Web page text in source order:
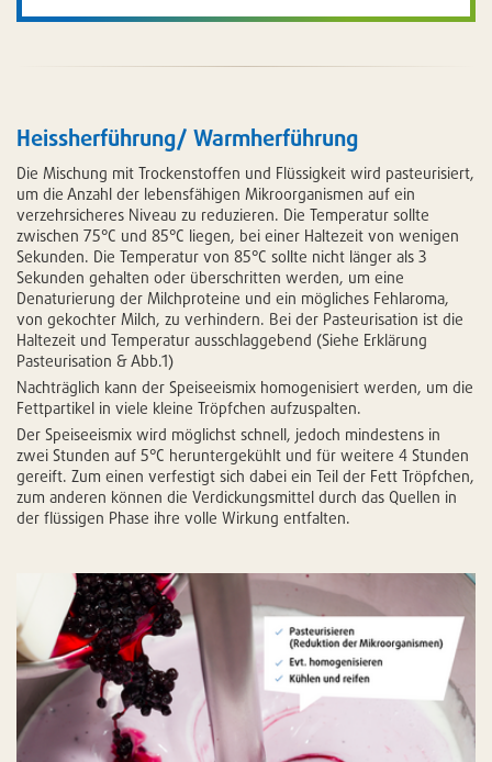
Heissherführung/ Warmherführung
Die Mischung mit Trockenstoffen und Flüssigkeit wird pasteurisiert,
um die Anzahl der lebensfähigen Mikroorganismen auf ein
verzehrsicheres Niveau zu reduzieren. Die Temperatur sollte
zwischen 75°C und 85°C liegen, bei einer Haltezeit von wenigen
Sekunden. Die Temperatur von 85°C sollte nicht länger als 3
Sekunden gehalten oder überschritten werden, um eine
Denaturierung der Milchproteine und ein mögliches Fehlaroma,
von gekochter Milch, zu verhindern. Bei der Pasteurisation ist die
Haltezeit und Temperatur ausschlaggebend (Siehe Erklärung
Pasteurisation & Abb.1)
Nachträglich kann der Speiseeismix homogenisiert werden, um die
Fettpartikel in viele kleine Tröpfchen aufzuspalten.
Der Speiseeismix wird möglichst schnell, jedoch mindestens in
zwei Stunden auf 5°C heruntergekühlt und für weitere 4 Stunden
gereift. Zum einen verfestigt sich dabei ein Teil der Fett Tröpfchen,
zum anderen können die Verdickungsmittel durch das Quellen in
der flüssigen Phase ihre volle Wirkung entfalten.